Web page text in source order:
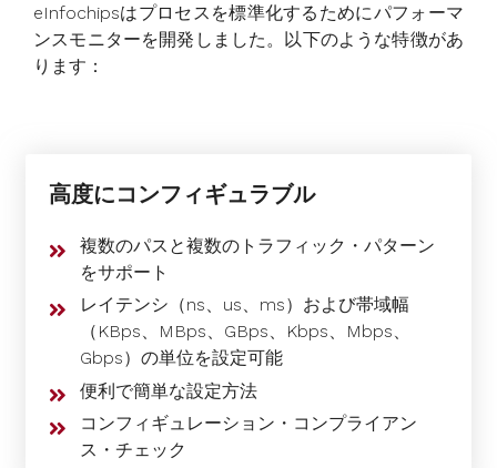
eInfochipsはプロセスを標準化するためにパフォーマ
ンスモニターを開発しました。以下のような特徴があ
ります：
高度にコンフィギュラブル
複数のパスと複数のトラフィック・パターン
をサポート
レイテンシ（ns、us、ms）および帯域幅
（KBps、MBps、GBps、Kbps、Mbps、
Gbps）の単位を設定可能
便利で簡単な設定方法
コンフィギュレーション・コンプライアン
ス・チェック